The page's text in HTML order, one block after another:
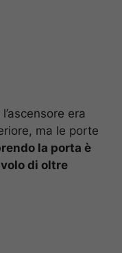
era
ma le porte
la porta è
di oltre